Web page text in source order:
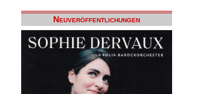
Neuveröffentlichungen